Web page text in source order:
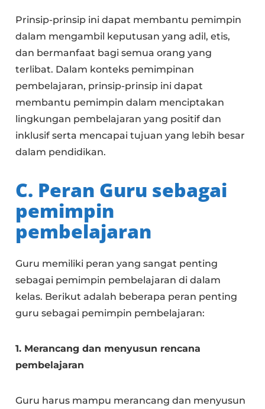
Prinsip-prinsip ini dapat membantu pemimpin
dalam mengambil keputusan yang adil, etis,
dan bermanfaat bagi semua orang yang
terlibat. Dalam konteks pemimpinan
pembelajaran, prinsip-prinsip ini dapat
membantu pemimpin dalam menciptakan
lingkungan pembelajaran yang positif dan
inklusif serta mencapai tujuan yang lebih besar
dalam pendidikan.
C. Peran Guru sebagai
pemimpin
pembelajaran
Guru memiliki peran yang sangat penting
sebagai pemimpin pembelajaran di dalam
kelas. Berikut adalah beberapa peran penting
guru sebagai pemimpin pembelajaran:
1. Merancang dan menyusun rencana
pembelajaran
Guru harus mampu merancang dan menyusun